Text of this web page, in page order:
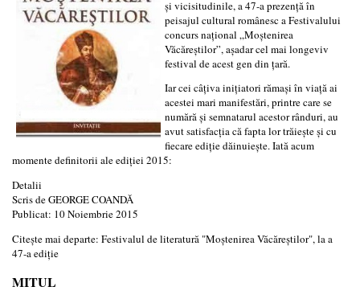
şi vicisitudinile, a 47-a prezenţă în
peisajul cultural românesc a Festivalului
concurs naţional „Moştenirea
Văcăreştilor”, aşadar cel mai longeviv
festival de acest gen din ţară.
Iar cei câţiva iniţiatori rămaşi în viaţă ai
acestei mari manifestări, printre care se
numără şi semnatarul acestor rânduri, au
avut satisfacţia că fapta lor trăieşte şi cu
fiecare ediţie dăinuieşte. Iată acum
momente definitorii ale ediţiei 2015:
Detalii
Scris deGEORGE COANDĂ
Publicat: 10 Noiembrie 2015
Citește mai departe: Festivalul de literatură "Moştenirea Văcăreştilor", la a
47-a ediţie
MITUL